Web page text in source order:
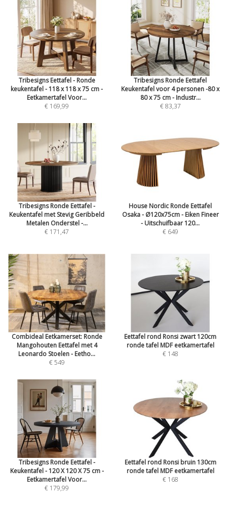
Tribesigns Eettafel - Ronde
keukentafel - 118 x 118 x 75 cm -
Eetkamertafel Voor...
€ 169,99
Tribesigns Ronde Eettafel
Keukentafel voor 4 personen -80 x
80 x 75 cm - Industr...
€ 83,37
Tribesigns Ronde Eettafel -
Keukentafel met Stevig Geribbeld
Metalen Onderstel -...
€ 171,47
House Nordic Ronde Eettafel
Osaka - Ø120x75cm - Eiken Fineer
- Uitschuifbaar 120...
€ 649
Combideal Eetkamerset: Ronde
Mangohouten Eettafel met 4
Leonardo Stoelen - Eetho...
€ 549
Eettafel rond Ronsi zwart 120cm
ronde tafel MDF eetkamertafel
€ 148
Tribesigns Ronde Eettafel -
Keukentafel - 120 X 120 X 75 cm -
Eetkamertafel Voor...
€ 179,99
Eettafel rond Ronsi bruin 130cm
ronde tafel MDF eetkamertafel
€ 168